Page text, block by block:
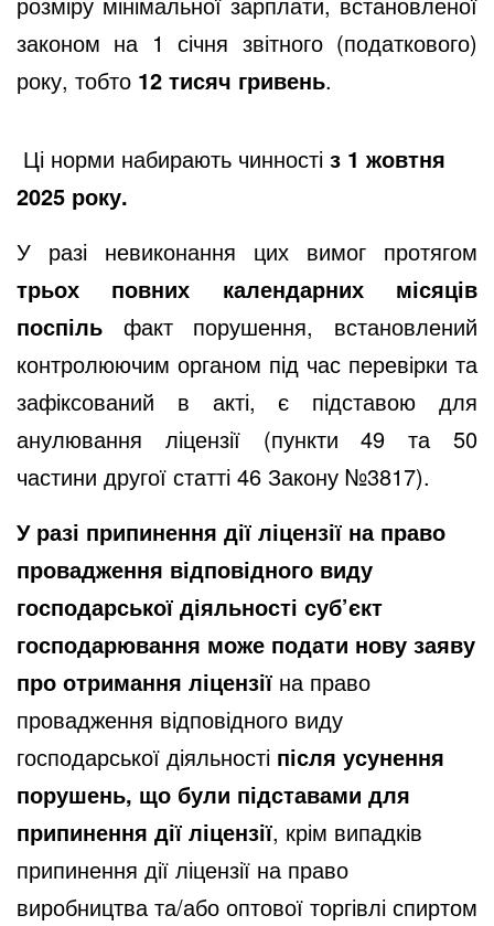
законом на 1 січня звітного (податкового)
року, тобто 12 тисяч гривень.
Ці норми набирають чинності з 1 жовтня
2025 року.
У разі невиконання цих вимог протягом
трьох повних календарних місяців
поспіль факт порушення, встановлений
контролюючим органом під час перевірки та
зафіксований в акті, є підставою для
анулювання ліцензії (пункти 49 та 50
частини другої статті 46 Закону №3817).
У разі припинення дії ліцензії на право
провадження відповідного виду
господарської діяльності суб’єкт
господарювання може подати нову заяву
про отримання ліцензії на право
провадження відповідного виду
господарської діяльності після усунення
порушень, що були підставами для
припинення дії ліцензії, крім випадків
припинення дії ліцензії на право
виробництва та/або оптової торгівлі спиртом